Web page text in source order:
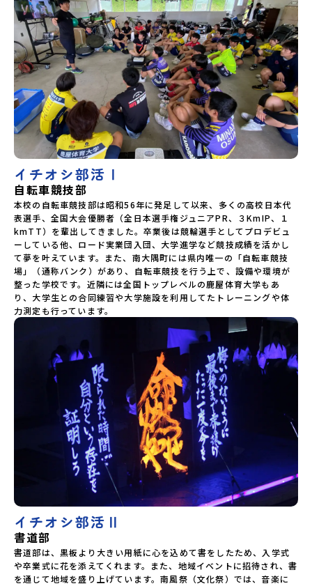
イチオシ部活Ⅰ
自転車競技部
本校の自転車競技部は昭和56年に発足して以来、多くの高校日本代
表選手、全国大会優勝者（全日本選手権ジュニアPR、３KmIP、１
kmTT）を輩出してきました。卒業後は競輪選手としてプロデビュ
ーしている他、ロード実業団入団、大学進学など競技成績を活かし
て夢を叶えています。また、南大隅町には県内唯一の「自転車競技
場」（通称バンク）があり、自転車競技を行う上で、設備や環境が
整った学校です。近隣には全国トップレベルの鹿屋体育大学もあ
り、大学生との合同練習や大学施設を利用してたトレーニングや体
力測定も行っています。
イチオシ部活Ⅱ
書道部
書道部は、黒板より大きい用紙に心を込めて書をしたため、入学式
や卒業式に花を添えてくれます。また、地域イベントに招待され、書
を通じて地域を盛り上げています。南風祭（文化祭）では、音楽に